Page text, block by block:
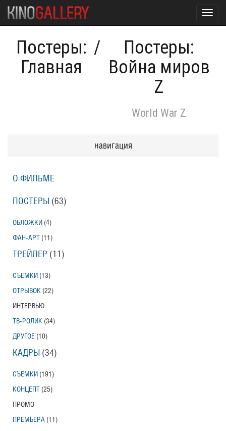
Постеры:
Главная
/
Постеры:
Война миров
Z
World War Z
навигация
О ФИЛЬМЕ
ПОСТЕРЫ (63)
ОБЛОЖКИ (4)
ФАН-АРТ (11)
ТРЕЙЛЕР (11)
СЪЕМКИ (13)
ОТРЫВОК (22)
ИНТЕРВЬЮ
ТВ-РОЛИК (34)
ДРУГОЕ (10)
КАДРЫ (34)
СЪЕМКИ (191)
КОНЦЕПТ (25)
ПРОМО
ПРЕМЬЕРА (11)